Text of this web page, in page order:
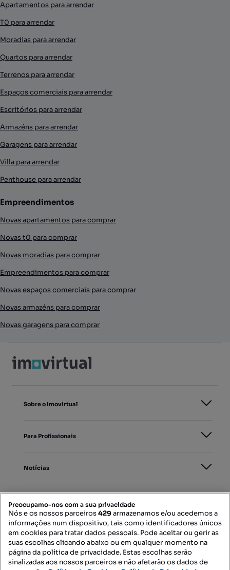
Apartamentos para arrendar
T0 para arrendar
Moradias para arrendar
Quartos para arrendar
Terrenos para arrendar
Espaços comerciais para arrendar
Escritórios para arrendar
Armazéns para arrendar
Garagens para arrendar
Villa para arrendar
Penthouse para arrendar
Empreendimentos
Novas apartamentos para comprar
Novas t0 para comprar
Novas moradias para comprar
Empreendimentos para comprar
Novas espaços comerciais para comprar
Novas armazéns para comprar
Novas garagens para comprar
Sobre o Imovirtual
Para Profissionais
Notícias
Mapa do Site
Contacte-nos
Preocupamo-nos com a sua privacidade
Nós e os nossos parceiros429armazenamos e/ou acedemos a
informações num dispositivo, tais como identificadores únicos
em cookies para tratar dados pessoais. Pode aceitar ou gerir as
suas escolhas clicando abaixo ou em qualquer momento na
página da política de privacidade. Estas escolhas serão
sinalizadas aos nossos parceiros e não afetarão os dados de